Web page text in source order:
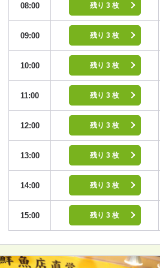
08:00 残り 3 枚
09:00 残り 3 枚
10:00 残り 3 枚
11:00 残り 3 枚
12:00 残り 3 枚
13:00 残り 3 枚
14:00 残り 3 枚
15:00 残り 3 枚